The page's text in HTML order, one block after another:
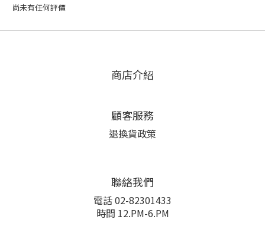
尚未有任何評價
商店介紹
顧客服務
退換貨政策
聯絡我們
電話 02-82301433
時間 12.PM-6.PM